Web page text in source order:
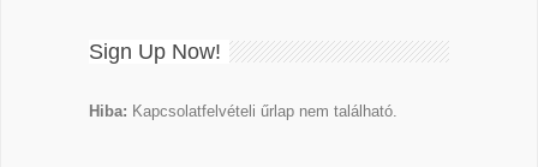
Sign Up Now!
Hiba: Kapcsolatfelvételi űrlap nem található.